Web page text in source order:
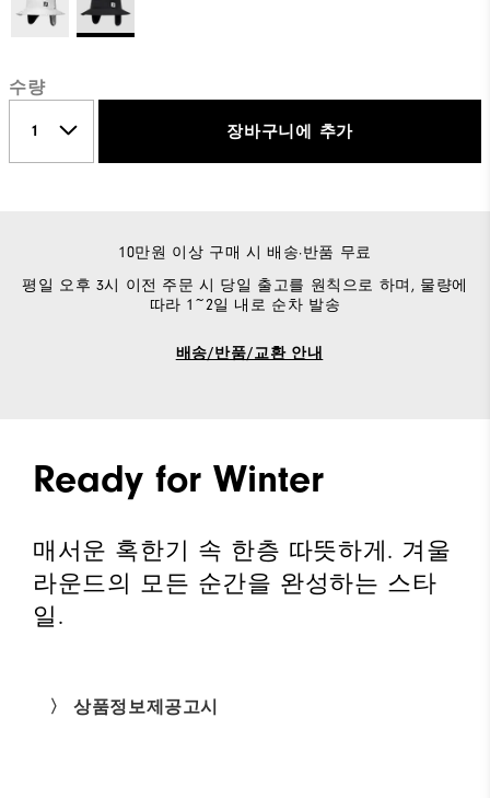
수량
장바구니에 추가
10만원 이상 구매 시 배송·반품 무료
평일 오후 3시 이전 주문 시 당일 출고를 원칙으로 하며, 물량에
따라 1~2일 내로 순차 발송
배송/반품/교환 안내
Ready for Winter
매서운 혹한기 속 한층 따뜻하게. 겨울
라운드의 모든 순간을 완성하는 스타
일.
〉 상품정보제공고시